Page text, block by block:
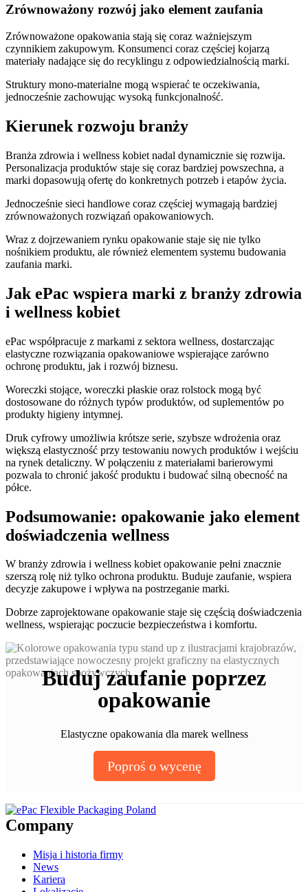
Zrównoważony rozwój jako element zaufania
Zrównoważone opakowania stają się coraz ważniejszym
czynnikiem zakupowym. Konsumenci coraz częściej kojarzą
materiały nadające się do recyklingu z odpowiedzialnością marki.
Struktury mono-materialne mogą wspierać te oczekiwania,
jednocześnie zachowując wysoką funkcjonalność.
Kierunek rozwoju branży
Branża zdrowia i wellness kobiet nadal dynamicznie się rozwija.
Personalizacja produktów staje się coraz bardziej powszechna, a
marki dopasowują ofertę do konkretnych potrzeb i etapów życia.
Jednocześnie sieci handlowe coraz częściej wymagają bardziej
zrównoważonych rozwiązań opakowaniowych.
Wraz z dojrzewaniem rynku opakowanie staje się nie tylko
nośnikiem produktu, ale również elementem systemu budowania
zaufania marki.
Jak ePac wspiera marki z branży zdrowia
i wellness kobiet
ePac współpracuje z markami z sektora wellness, dostarczając
elastyczne rozwiązania opakowaniowe wspierające zarówno
ochronę produktu, jak i rozwój biznesu.
Woreczki stojące, woreczki płaskie oraz rolstock mogą być
dostosowane do różnych typów produktów, od suplementów po
produkty higieny intymnej.
Druk cyfrowy umożliwia krótsze serie, szybsze wdrożenia oraz
większą elastyczność przy testowaniu nowych produktów i wejściu
na rynek detaliczny. W połączeniu z materiałami barierowymi
pozwala to chronić jakość produktu i budować silną obecność na
półce.
Podsumowanie: opakowanie jako element
doświadczenia wellness
W branży zdrowia i wellness kobiet opakowanie pełni znacznie
szerszą rolę niż tylko ochrona produktu. Buduje zaufanie, wspiera
decyzje zakupowe i wpływa na postrzeganie marki.
Dobrze zaprojektowane opakowanie staje się częścią doświadczenia
wellness, wspierając poczucie bezpieczeństwa i komfortu.
Buduj zaufanie poprzez
opakowanie
Elastyczne opakowania dla marek wellness
Poproś o wycenę
Company
Misja i historia firmy
News
Kariera